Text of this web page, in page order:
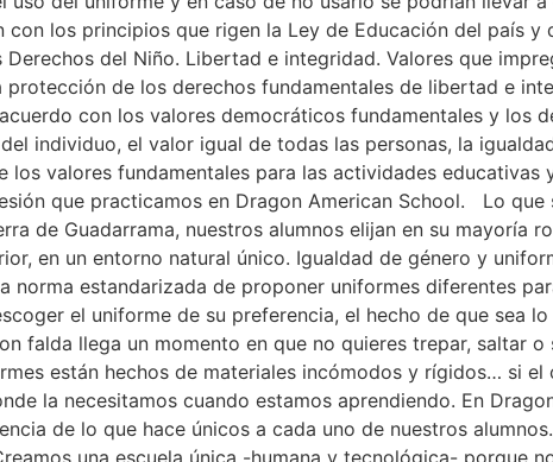
con los principios que rigen la Ley de Educación del país
del Niño. Libertad e integridad. Valores que
de los derechos fundamentales de libertad e
con los valores democráticos fundamentales y los
individuo, el valor igual de todas las personas, la
valores fundamentales para las actividades educativas
que practicamos en Dragon American School. Lo que
de Guadarrama, nuestros alumnos elijan en su mayoría
en un entorno natural único. Igualdad de género y
norma estandarizada de proponer uniformes diferentes
el uniforme de su preferencia, el hecho de que sea
falda llega un momento en que no quieres trepar, saltar
están hechos de materiales incómodos y rígidos… si
la necesitamos cuando estamos aprendiendo. En
de lo que hace únicos a cada uno de nuestros
una escuela única -humana y tecnológica- porque